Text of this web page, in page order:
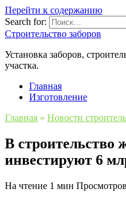
Перейти к содержанию
Search for:
Строительство заборов
Установка заборов,
участка.
Главная
Изготовление
Главная » Новости
В строительство
инвестируют 6
На чтение 1 мин Просмотров